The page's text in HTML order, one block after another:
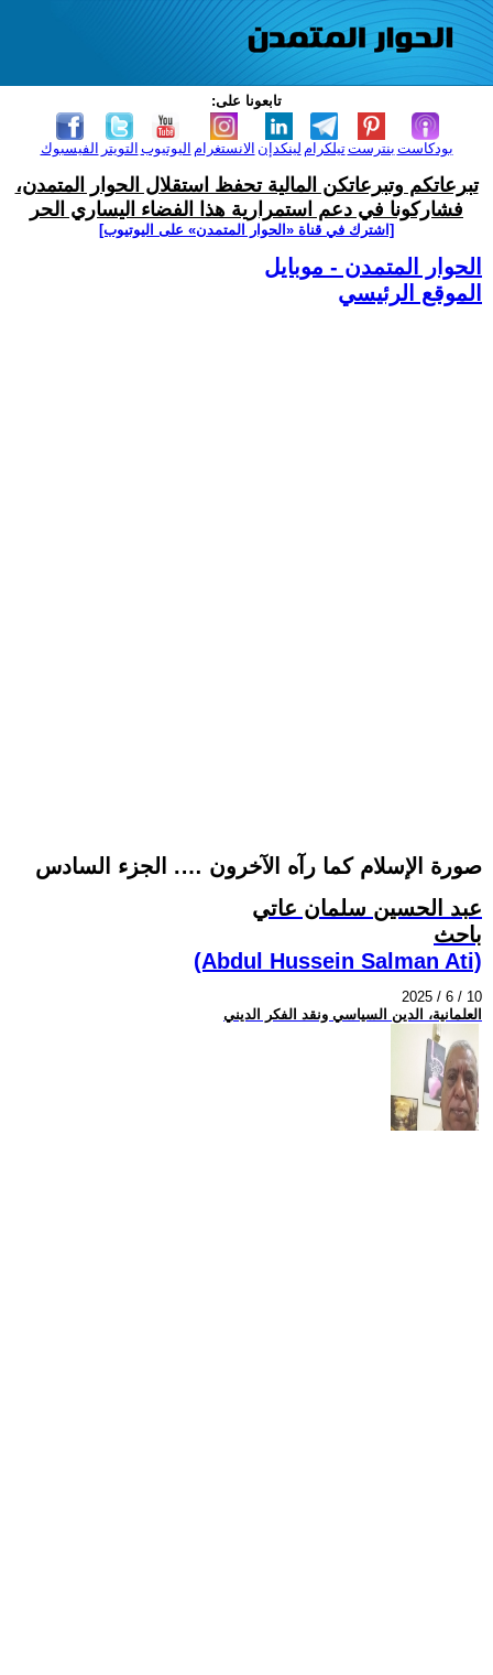
تابعونا على:
الفيسبوك التويتر اليوتيوب الانستغرام لينكدإن تيلكرامبنترست بودكاست
تبرعاتكم وتبرعاتكن المالية تحفظ استقلال الحوار المتمدن،
فشاركونا في دعم استمرارية هذا الفضاء اليساري الحر
[اشترك في قناة ‫«الحوار المتمدن» على اليوتيوب]
الحوار المتمدن - موبايل
الموقع الرئيسي
صورة الإسلام كما رآه الآخرون …. الجزء السادس
عبد الحسين سلمان عاتي
باحث
(Abdul Hussein Salman Ati)
2025 / 6 / 10
العلمانية، الدين السياسي ونقد الفكر الديني